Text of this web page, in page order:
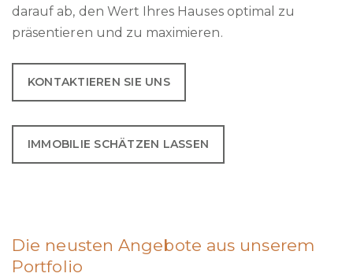
darauf ab, den Wert Ihres Hauses optimal zu
präsentieren und zu maximieren.
KONTAKTIEREN SIE UNS
IMMOBILIE SCHÄTZEN LASSEN
Die neusten Angebote aus unserem
Portfolio